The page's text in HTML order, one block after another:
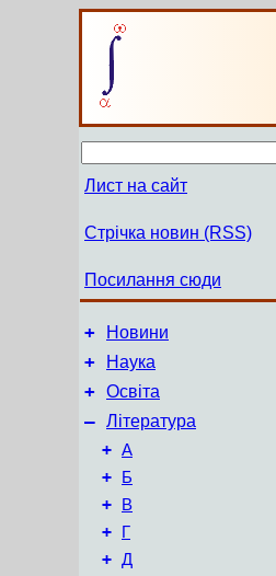
Лист на сайт
Стрічка новин (RSS)
Посилання сюди
+ Новини
+ Наука
+ Освіта
– Література
+ А
+ Б
+ В
+ Г
+ Д